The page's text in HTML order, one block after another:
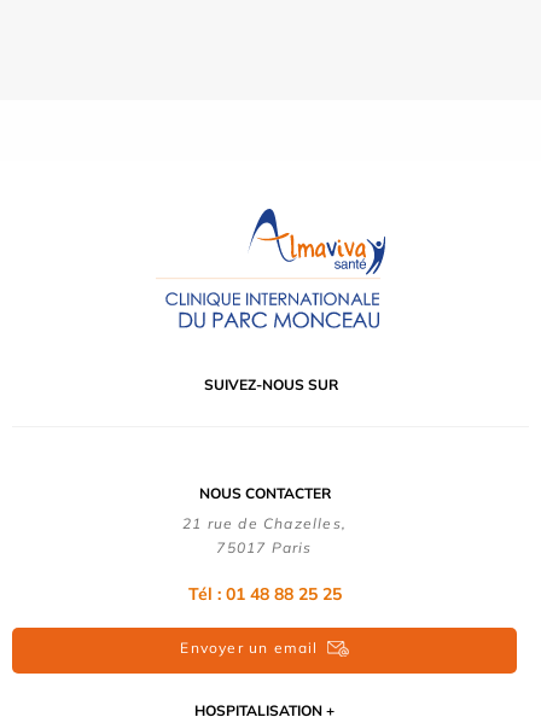
SUIVEZ-NOUS SUR
NOUS CONTACTER
21 rue de Chazelles,
75017 Paris
Tél : 01 48 88 25 25
Envoyer un email
HOSPITALISATION